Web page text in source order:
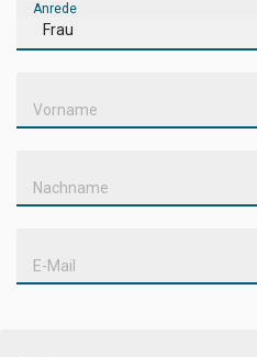
Frau
Anrede
Vorname
Nachname
E-Mail